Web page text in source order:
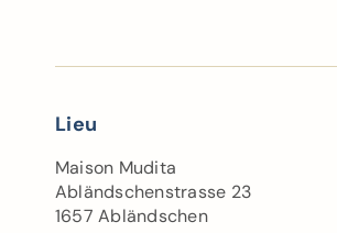
Lieu
Maison Mudita
Abländschenstrasse 23
1657 Abländschen